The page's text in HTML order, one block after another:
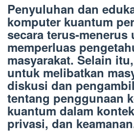
Penyuluhan dan
komputer kuantum
secara terus-menerus
memperluas
masyarakat. Selain
untuk melibatkan
diskusi dan
tentang penggunaan
kuantum dalam
privasi, dan